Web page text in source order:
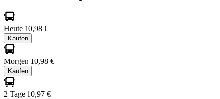
Heute 10,98 €
Kaufen
Morgen 10,98 €
Kaufen
2 Tage 10,97 €